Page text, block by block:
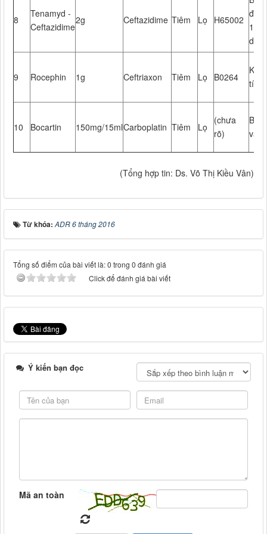
8
Tenamyd -
Ceftazidime
2g Ceftazidime Tiêm Lọ H65002
đỏ
do
9 Rocephin 1g Ceftriaxon Tiêm Lọ B0264
Khó
tím
10 Bocartin 150mg/15mlCarboplatin Tiêm Lọ
(chưa
rõ)
vã,
(Tổng hợp tin: Ds. Võ Thị Kiều Vân)
Từ khóa:ADR 6 tháng 2016
Tổng số điểm của bài viết là: 0 trong 0 đánh giá
Click để đánh giá bài viết
Ý kiến bạn đọc
Mã an toàn